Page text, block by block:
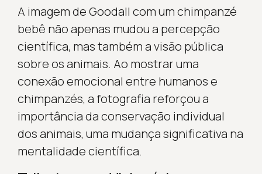
A imagem de Goodall com um chimpanzé
bebê não apenas mudou a percepção
científica, mas também a visão pública
sobre os animais. Ao mostrar uma
conexão emocional entre humanos e
chimpanzés, a fotografia reforçou a
importância da conservação individual
dos animais, uma mudança significativa na
mentalidade científica.